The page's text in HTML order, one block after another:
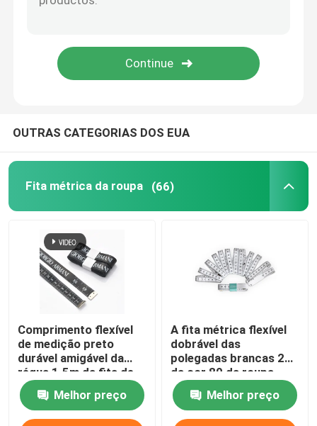
roda de medição da distância
OUTRAS CATEGORIAS DOS EUA
Fita métrica da roupa (66)
Comprimento flexível
de medição preto
durável amigável da
régua 1.5m da fita de
Eco
Melhor preço
A fita métrica flexível
dobrável das
polegadas brancas 2
da cor 80 da roupa
mede o comprimento
Melhor preço